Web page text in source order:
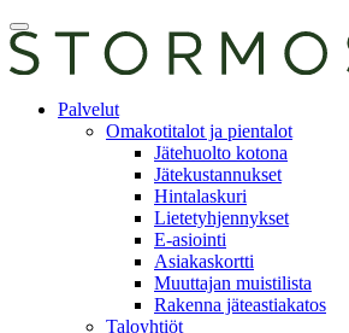
Skip
to
content
Avaa
päävalikko
asiointiPalvelut
Omakotitalot ja pientalot
Jätehuolto kotona
Jätekustannukset
Hintalaskuri
Lietetyhjennykset
E-asiointi
Asiakaskortti
Muuttajan muistilista
Rakenna jäteastiakatos
Taloyhtiöt